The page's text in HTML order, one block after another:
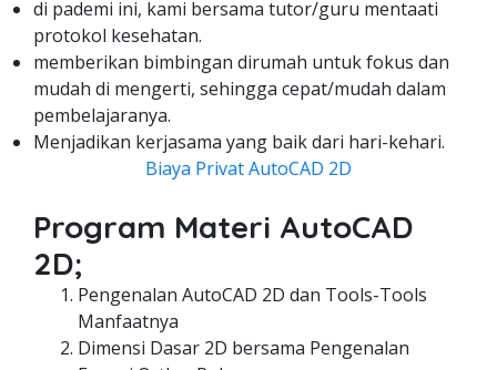
di pademi ini, kami bersama tutor/guru mentaati
protokol kesehatan.
memberikan bimbingan dirumah untuk fokus dan
mudah di mengerti, sehingga cepat/mudah dalam
pembelajaranya.
Menjadikan kerjasama yang baik dari hari-kehari.
Biaya Privat AutoCAD 2D
Program Materi AutoCAD
2D;
Pengenalan AutoCAD 2D dan Tools-Tools
Manfaatnya
Dimensi Dasar 2D bersama Pengenalan